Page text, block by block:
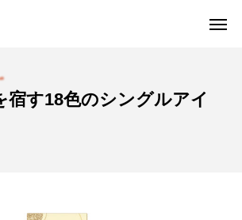
宿す18色のシングルアイ